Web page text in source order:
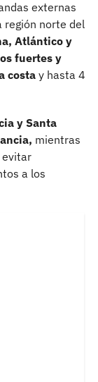
externas
región norte del
Atlántico y
fuertes y
costa y hasta 4
y Santa
mientras
evitar
a los